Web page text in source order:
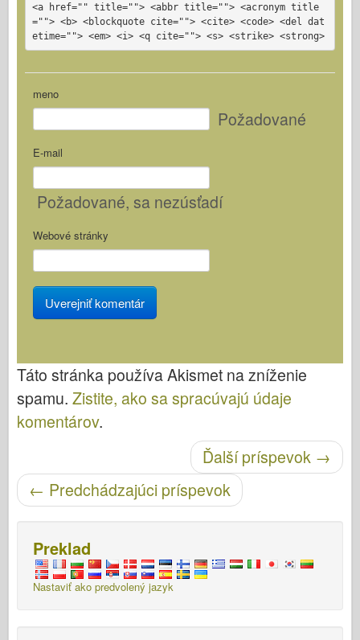
<a href="" title=""> <abbr title=""> <acronym title
=""> <b> <blockquote cite=""> <cite> <code> <del dat
etime=""> <em> <i> <q cite=""> <s> <strike> <strong>
meno
Požadované
E-mail
Požadované, sa nezúsťadí
Webové stránky
Táto stránka používa Akismet na zníženie
spamu. Zistite, ako sa spracúvajú údaje
komentárov.
Ďalší príspevok →
← Predchádzajúci príspevok
Preklad
Nastaviť ako predvolený jazyk